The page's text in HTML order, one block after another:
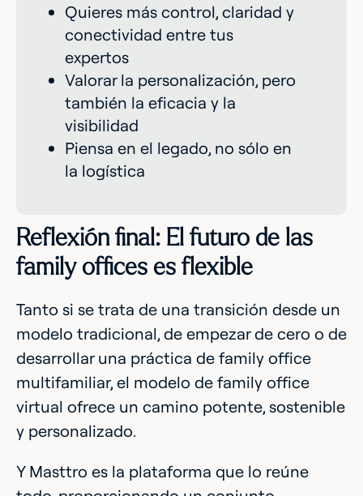
Quieres más control, claridad y
conectividad entre tus
expertos
Valorar la personalización, pero
también la eficacia y la
visibilidad
Piensa en el legado, no sólo en
la logística
Reflexión final: El futuro de las
family offices es flexible
Tanto si se trata de una transición desde un
modelo tradicional, de empezar de cero o de
desarrollar una práctica de family office
multifamiliar, el modelo de family office
virtual ofrece un camino potente, sostenible
y personalizado.
Y Masttro es la plataforma que lo reúne